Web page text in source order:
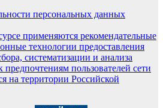
персональных данных
применяются рекомендательные
технологии предоставления
систематизации и анализа
пользователей сети
на территории Российской